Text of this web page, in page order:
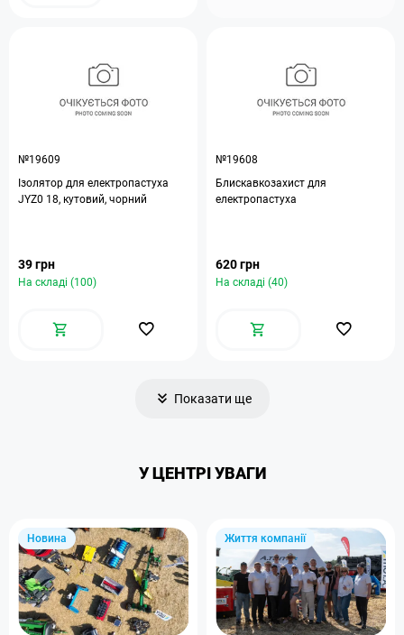
№19609
Iзолятор для електропастуха
JYZ0 18, кутовий, чорний
39 грн
На складі (100)
№19608
Блискавкозахист для
електропастуха
620 грн
На складі (40)
Показати ще
У ЦЕНТРІ УВАГИ
Новина Життя компанії